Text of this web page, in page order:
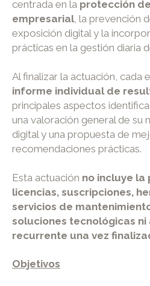
centrada en la protección
empresarial, la prevención
exposición digital y la
prácticas en la gestión diaria
Al finalizar la actuación, cada
informe individual de
principales aspectos
una valoración general de su
digital y una propuesta de
recomendaciones prácticas.
Esta actuación no incluye la
licencias, suscripciones,
servicios de
soluciones tecnológicas
recurrente una vez
Objetivos